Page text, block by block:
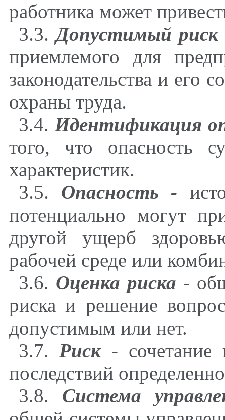
работника может
3.3. Допустимый риск
приемлемого для
законодательства и его
охраны труда.
3.4. Идентификация
того, что опасность
характеристик.
3.5.
Опасность -
потенциально могут
другой ущерб
рабочей среде или
3.6. Оценка риска -
риска и решение
допустимым или нет.
3.7. Риск- сочетание
последствий
3.8.
Система